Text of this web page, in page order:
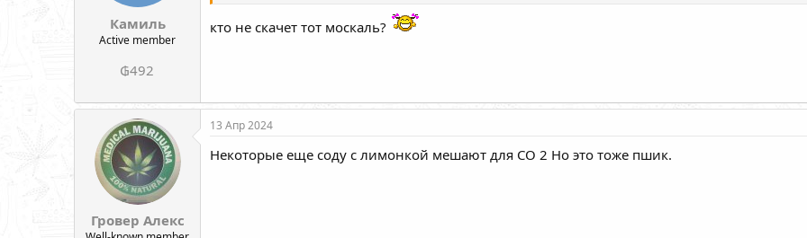
Камиль
Active member
₲492
кто не скачет тот москаль?
Гровер Алекс
13 Апр 2024
Некоторые еще соду с лимонкой мешают для СО 2 Но это тоже пшик.